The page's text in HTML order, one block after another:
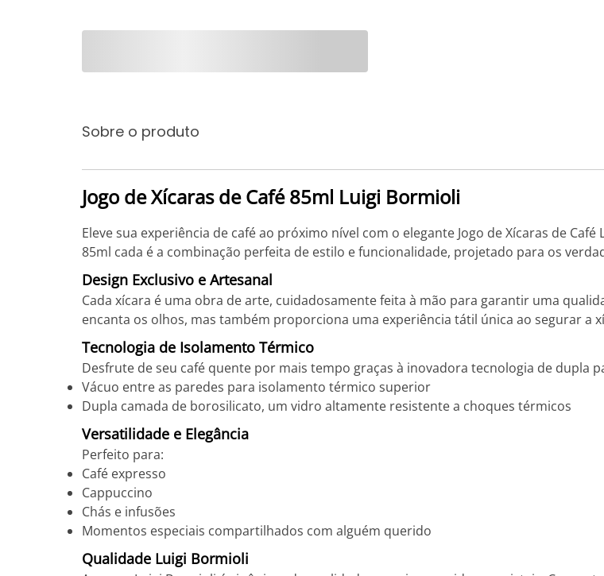
Sobre o produto
Jogo de Xícaras de Café 85ml Luigi Bormioli
Eleve sua experiência de café ao próximo nível com o elegante Jogo de Xícaras de
85ml cada é a combinação perfeita de estilo e funcionalidade, projetado para os
Design Exclusivo e Artesanal
Cada xícara é uma obra de arte, cuidadosamente feita à mão para garantir uma
encanta os olhos, mas também proporciona uma experiência tátil única ao segurar a
Tecnologia de Isolamento Térmico
Desfrute de seu café quente por mais tempo graças à inovadora tecnologia de dupla
Vácuo entre as paredes para isolamento térmico superior
Dupla camada de borosilicato, um vidro altamente resistente a choques térmicos
Versatilidade e Elegância
Perfeito para:
Café expresso
Cappuccino
Chás e infusões
Momentos especiais compartilhados com alguém querido
Qualidade Luigi Bormioli